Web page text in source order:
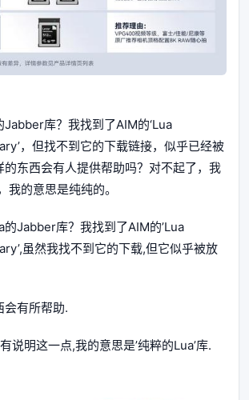
库？我找到了AIM的‘Lua
，但找不到它的下载链接，似乎已经被
的东西会有人提供帮助吗？对不起了，我
我的意思是纯纯的。
Jabber库？我找到了AIM的’Lua
虽然我找不到它的下载,但它似乎被放
会有所帮助.
说明这一点,我的意思是’纯粹的Lua’库.